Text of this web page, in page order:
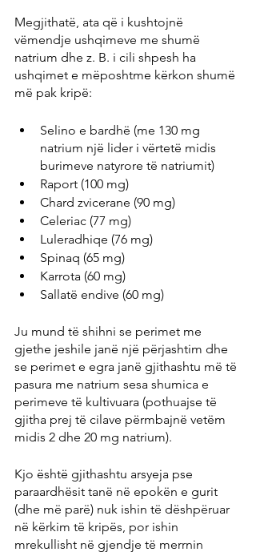
Megjithatë, ata që i kushtojnë
vëmendje ushqimeve me shumë
natrium dhe z. B. i cili shpesh ha
ushqimet e mëposhtme kërkon shumë
më pak kripë:
Selino e bardhë (me 130 mg
natrium një lider i vërtetë midis
burimeve natyrore të natriumit)
Raport (100 mg)
Chard zvicerane (90 mg)
Celeriac (77 mg)
Luleradhiqe (76 mg)
Spinaq (65 mg)
Karrota (60 mg)
Sallatë endive (60 mg)
Ju mund të shihni se perimet me
gjethe jeshile janë një përjashtim dhe
se perimet e egra janë gjithashtu më të
pasura me natrium sesa shumica e
perimeve të kultivuara (pothuajse të
gjitha prej të cilave përmbajnë vetëm
midis 2 dhe 20 mg natrium).
Kjo është gjithashtu arsyeja pse
paraardhësit tanë në epokën e gurit
(dhe më parë) nuk ishin të dëshpëruar
në kërkim të kripës, por ishin
mrekullisht në gjendje të merrnin